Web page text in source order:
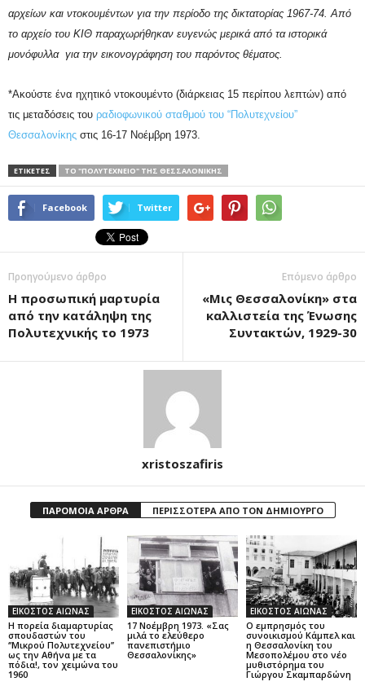
αρχείων και ντοκουμέντων για την περίοδο της δικτατορίας 1967-74. Από
το αρχείο του ΚΙΘ παραχωρήθηκαν ευγενώς μερικά από τα ιστορικά
μονόφυλλα για την εικονογράφηση του παρόντος θέματος.
*Ακούστε ένα ηχητικό ντοκουμέντο (διάρκειας 15 περίπου λεπτών) από
τις μεταδόσεις του ραδιοφωνικού σταθμού του “Πολυτεχνείου”
Θεσσαλονίκης στις 16-17 Νοέμβρη 1973.
ΕΤΙΚΕΤΕΣ ΤΟ "ΠΟΛΥΤΕΧΝΕΊΟ" ΤΗΣ ΘΕΣΣΑΛΟΝΊΚΗΣ
Facebook Twitter
Προηγούμενο άρθρο
Η προσωπική μαρτυρία
από την κατάληψη της
Πολυτεχνικής το 1973
Επόμενο άρθρο
«Μις Θεσσαλονίκη» στα
καλλιστεία της Ένωσης
Συντακτών, 1929-30
xristoszafiris
ΠΑΡΟΜΟΙΑ ΑΡΘΡΑ ΠΕΡΙΣΣΟΤΕΡΑ ΑΠΟ ΤΟΝ ΔΗΜΙΟΥΡΓΟ
ΕΙΚΟΣΤΟΣ ΑΙΩΝΑΣ
Η πορεία διαμαρτυρίας
σπουδαστών του
‘’Μικρού Πολυτεχνείου’’
ως την Αθήνα με τα
πόδια!, τον χειμώνα του
1960
ΕΙΚΟΣΤΟΣ ΑΙΩΝΑΣ
17 Νοέμβρη 1973. «Σας
μιλά το ελεύθερο
πανεπιστήμιο
Θεσσαλονίκης»
ΕΙΚΟΣΤΟΣ ΑΙΩΝΑΣ
Ο εμπρησμός του
συνοικισμού Κάμπελ και
η Θεσσαλονίκη του
Μεσοπολέμου στο νέο
μυθιστόρημα του
Γιώργου Σκαμπαρδώνη